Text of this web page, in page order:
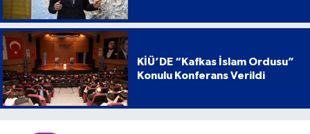
KİÜ’DE “Kafkas İslam Ordusu”
Konulu Konferans Verildi